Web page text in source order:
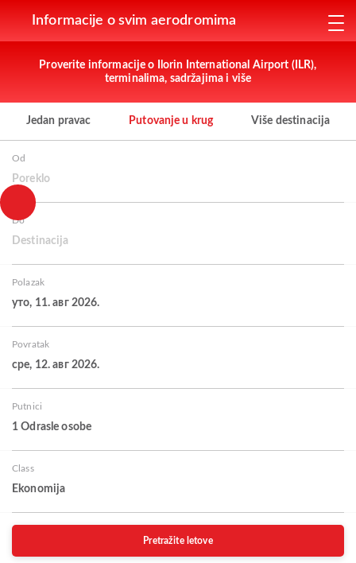
Informacije o svim aerodromima
Proverite informacije o Ilorin International Airport (ILR),
terminalima, sadržajima i više
Jedan pravac Putovanje u krug Više destinacija
Od
Poreklo
Do
Destinacija
Polazak
уто, 11. авг 2026.
Povratak
сре, 12. авг 2026.
Putnici
1 Odrasle osobe
Class
Ekonomija
Pretražite letove